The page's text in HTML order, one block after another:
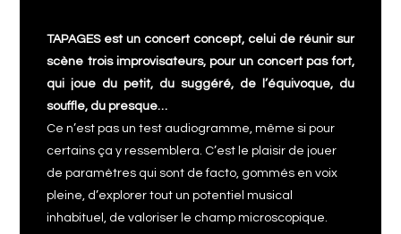
TAPAGES est un concert concept, celui de réunir sur
scène trois improvisateurs, pour un concert pas fort,
qui joue du petit, du suggéré, de l’équivoque, du
souffle, du presque…
Ce n’est pas un test audiogramme, même si pour
certains ça y ressemblera. C’est le plaisir de jouer
de paramètres qui sont de facto, gommés en voix
pleine, d’explorer tout un potentiel musical
inhabituel, de valoriser le champ microscopique.